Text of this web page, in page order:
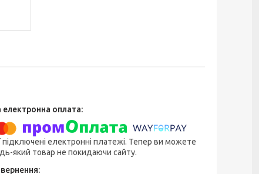
підключені електронні платежі. Тепер ви можете
який товар не покидаючи сайту.